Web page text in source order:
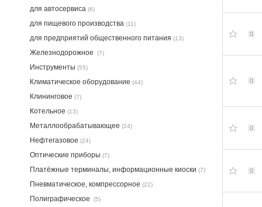
для автосервиса (6)
для пищевого производства (11)
для предприятий общественного питания (13)
Железнодорожное (7)
Инструменты (55)
Климатическое оборудование (44)
Клининговое (7)
Котельное (13)
Металлообрабатывающее (24)
Нефтегазовое (24)
Оптические приборы (7)
Платёжные терминалы, информационные киоски (7)
Пневматическое, компрессорное (22)
Полиграфическое (5)
0
0
0
0